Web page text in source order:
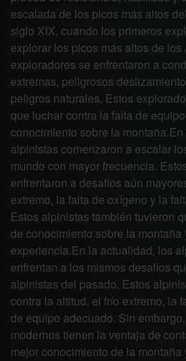
escalada de los picos más altos
siglo XIX, cuando los primeros
explorar los picos más altos de los
exploradores se enfrentaron a
extremas, peligrosos
peligros naturales. Estos
que luchar contra la falta de
conocimiento sobre la
alpinistas comenzaron a escalar
mundo con mayor frecuencia.
enfrentaron a desafíos aún
extremo, la falta de oxígeno y la
Estos alpinistas también tuvieron
de conocimiento sobre la montaña
experiencia.En la actualidad, los
enfrentan a los mismos desafíos
alpinistas del pasado. Estos
contra la altitud, el frío extremo, la
de equipo adecuado. Sin
modernos tienen la ventaja de
mejor conocimiento de la montaña